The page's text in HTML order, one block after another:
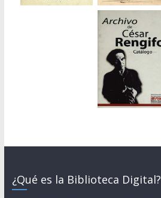
¿Qué es la Biblioteca Digital?